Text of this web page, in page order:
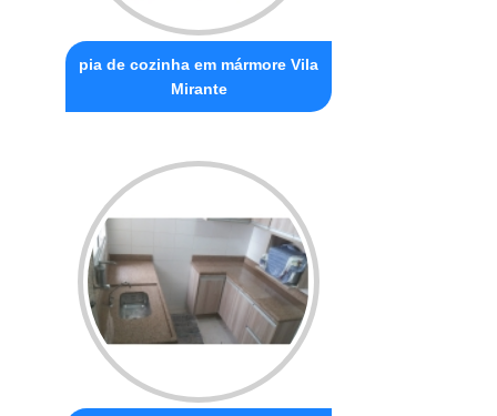
pia de cozinha em mármore Vila
Mirante